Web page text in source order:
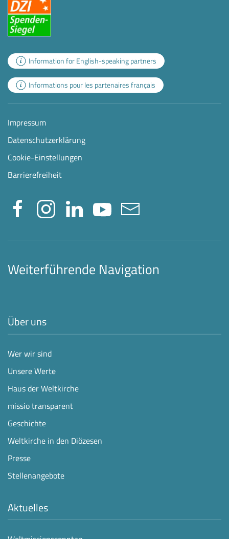
Information for English-speaking partners
Informations pour les partenaires français
Impressum
Datenschutzerklärung
Cookie-Einstellungen
Barrierefreiheit
Weiterführende Navigation
Über uns
Wer wir sind
Unsere Werte
Haus der Weltkirche
missio transparent
Geschichte
Weltkirche in den Diözesen
Presse
Stellenangebote
Aktuelles